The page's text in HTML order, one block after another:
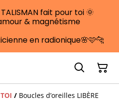
fait pour toi 🌞
& magnétisme
en radionique🌸🩷🐆
/ Boucles d’oreilles LIBÈRE